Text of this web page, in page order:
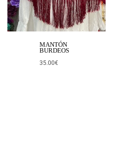
MANTÓN
BURDEOS
35.00€